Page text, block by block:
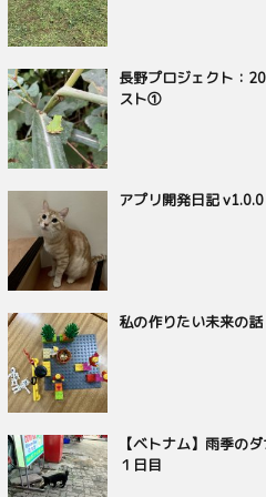
長野プロジェクト：
スト①
アプリ開発日記
私の作りたい未来の話
【ベトナム】雨季の
１日目